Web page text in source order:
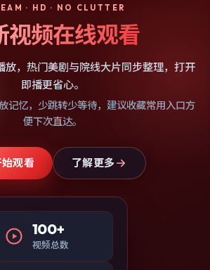
· HD · NO CLUTTER
视频在线观看
放，热门美剧与院线大片同步整理，打开
即播更省心。
记忆，少跳转少等待，建议收藏常用入口方
便下次直达。
始观看 了解更多
100+
视频总数